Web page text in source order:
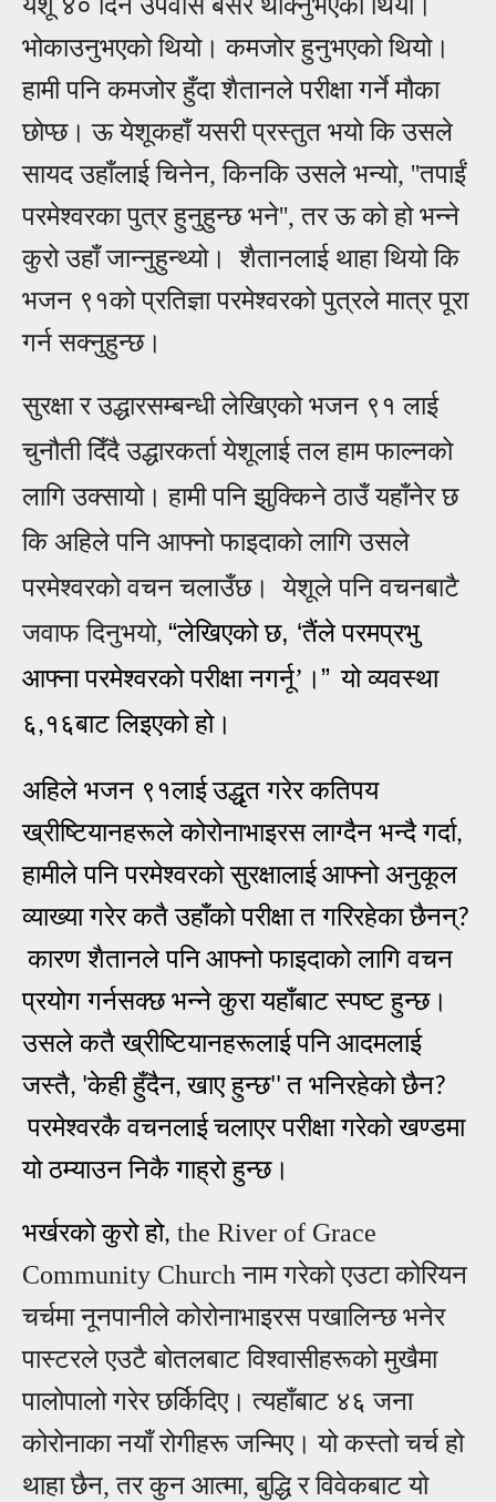
भोकाउनुभएको थियो। कमजोर हुनुभएको थियो।
हामी पनि कमजोर हुँदा शैतानले परीक्षा गर्ने मका
छोप्छ।ऊयेशूकहाँ यसरी प्रस्तुत भयो कि उसले
सायद उहाँलाईचिनेन, किनकि उसले भन्यो, ''तपाई
परमेश्वरका पुत्र हुनुहुन्छ भने'', तरऊको हो भन्ने
कुरो उहाँ जान्नुहुन्थ्यो। शैतानलाईथाहा थियो कि
भजन ९१को प्रतिज्ञा परमेश्वरको पुत्रले मात्र पूरा
गर्न सक्नुहुन्छ।
सुरक्षा र उद्धारसम्बन्धी लेखिएको भजन ९१ लाई
चुनती दिँदै उद्धारकर्ता येशूलाईतल हाम फाल्नको
लागि उक्सायो। हामी पनि झुक्किने ठाउँ यहाँनेर छ
कि अहिले पनि आफ्नो फाइदाको लागि उसले
परमेश्वरको वचन चलाउँछ। येशूले पनि वचनबाटै
जवाफ दिनुभयो, “लेखिएको छ, ‘तैंले परमप्रभु
आफ्‍ना परमेश्‍वरको परीक्षा नगर्नू’। ” यो व्यवस्था
६,१६बाट लिइएको हो।
अहिले भजन ९१लाईउद्धृत गरेर कतिपय
ख्रीष्टियानहरूले कोरोनाभाइरस लाग्दैन भन्दै गर्दा,
हामीले पनि परमेश्वरको सुरक्षालाईआफ्नो अनुकूल
व्याख्या गरेर कतै उहाँको परीक्षा त गरिरहेका छैनन्?
कारण शैतानले पनिआफ्नो फाइदाको लागि वचन
प्रयोग गर्नसक्छ भन्ने कुरा यहाँबाट स्पष्ट हुन्छ।
उसले कतै ख्रीष्टियानहरूलाईपनिआदमलाई
जस्तै, 'केही हुँदैन,खाए हुन्छ''त भनिरहेको छैन?
परमेश्वरकै वचनलाईचलाएर परीक्षा गरेको खण्डमा
यो ठम्याउन निकै गाह्रो हुन्छ।
भर्खरको कुरो हो, the River of Grace
Community Churchनाम गरेको एउटा कोरियन
चर्चमा नूनपानीले कोरोनाभाइरस पखालिन्छ भनेर
पास्टरले एउटै बोतलबाट विश्वासीहरूको मुखैमा
पालोपालो गरेर छर्किदिए। त्यहाँबाट ४६ जना
कोरोनाका नयाँ रोगीहरू जन्मिए। यो कस्तो चर्च हो
थाहा छैन, तर कुन आत्मा, बुद्धि र विवेकबाट यो